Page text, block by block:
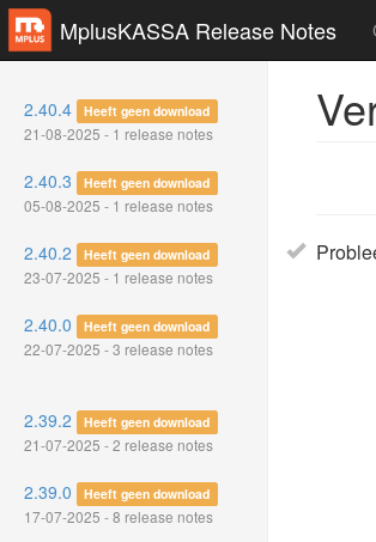
MplusKASSA Release Notes
2.40.4 Heeft geen download
21-08-2025 - 1 release notes
2.40.3 Heeft geen download
05-08-2025 - 1 release notes
2.40.2 Heeft geen download
23-07-2025 - 1 release notes
2.40.0 Heeft geen download
22-07-2025 - 3 release notes
2.39.2 Heeft geen download
21-07-2025 - 2 release notes
2.39.0 Heeft geen download
17-07-2025 - 8 release notes